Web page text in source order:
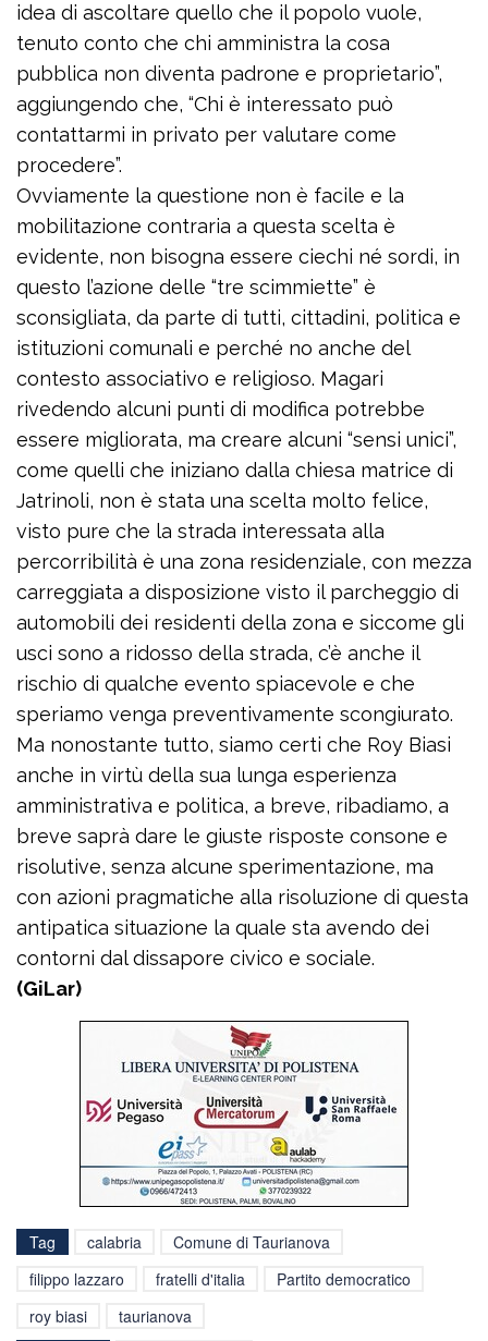
idea di ascoltare quello che il popolo vuole,
tenuto conto che chi amministra la cosa
pubblica non diventa padrone e proprietario”,
aggiungendo che, “Chi è interessato può
contattarmi in privato per valutare come
procedere”.
Ovviamente la questione non è facile e la
mobilitazione contraria a questa scelta è
evidente, non bisogna essere ciechi né sordi, in
questo l’azione delle “tre scimmiette” è
sconsigliata, da parte di tutti, cittadini, politica e
istituzioni comunali e perché no anche del
contesto associativo e religioso. Magari
rivedendo alcuni punti di modifica potrebbe
essere migliorata, ma creare alcuni “sensi unici”,
come quelli che iniziano dalla chiesa matrice di
Jatrinoli, non è stata una scelta molto felice,
visto pure che la strada interessata alla
percorribilità è una zona residenziale, con mezza
carreggiata a disposizione visto il parcheggio di
automobili dei residenti della zona e siccome gli
usci sono a ridosso della strada, c’è anche il
rischio di qualche evento spiacevole e che
speriamo venga preventivamente scongiurato.
Ma nonostante tutto, siamo certi che Roy Biasi
anche in virtù della sua lunga esperienza
amministrativa e politica, a breve, ribadiamo, a
breve saprà dare le giuste risposte consone e
risolutive, senza alcune sperimentazione, ma
con azioni pragmatiche alla risoluzione di questa
antipatica situazione la quale sta avendo dei
contorni dal dissapore civico e sociale.
(GiLar)
Tag calabria
Comune di Taurianova
filippo lazzaro
fratelli d'italia
Partito democratico
roy biasi
taurianova